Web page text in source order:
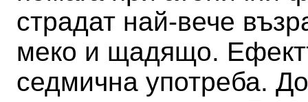
страдат най-вече
меко и щадящо.
седмична употреба.